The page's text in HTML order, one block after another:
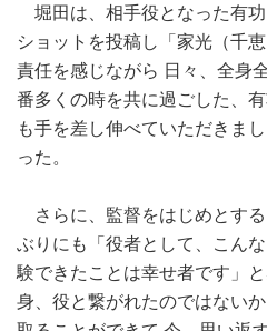
堀田は、相手役となった有
ショットを投稿し「家光（千
責任を感じながら 日々、全身
番多くの時を共に過ごした、
も手を差し伸べていただきま
った。
さらに、監督をはじめとす
ぶりにも「役者として、こん
験できたことは幸せ者です」
身、役と繋がれたのではない